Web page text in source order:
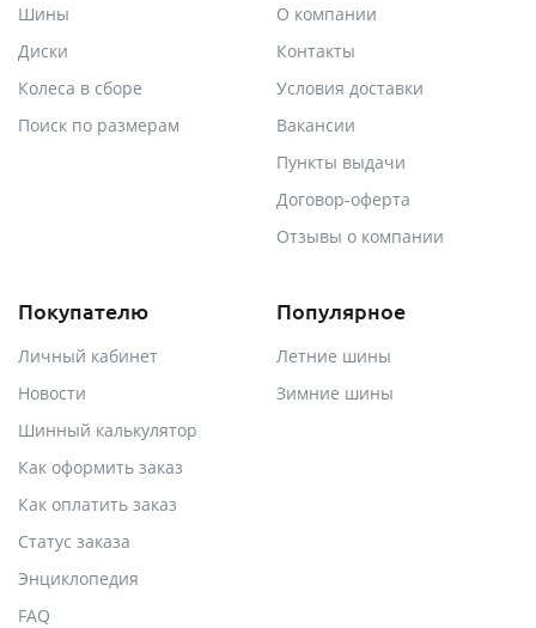
Шины
Диски
Колеса в сборе
Поиск по размерам
О компании
Контакты
Условия доставки
Вакансии
Пункты выдачи
Договор-оферта
Отзывы о компании
Покупателю
Личный кабинет
Новости
Шинный калькулятор
Как оформить заказ
Как оплатить заказ
Статус заказа
Энциклопедия
FAQ
Популярное
Летние шины
Зимние шины